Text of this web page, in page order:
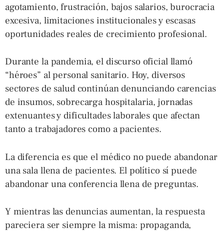
agotamiento, frustración, bajos salarios, burocracia
excesiva, limitaciones institucionales y escasas
oportunidades reales de crecimiento profesional.
Durante la pandemia, el discurso oficial llamó
“héroes” al personal sanitario. Hoy, diversos
sectores de salud continúan denunciando carencias
de insumos, sobrecarga hospitalaria, jornadas
extenuantes y dificultades laborales que afectan
tanto a trabajadores como a pacientes.
La diferencia es que el médico no puede abandonar
una sala llena de pacientes. El político sí puede
abandonar una conferencia llena de preguntas.
Y mientras las denuncias aumentan, la respuesta
pareciera ser siempre la misma: propaganda,